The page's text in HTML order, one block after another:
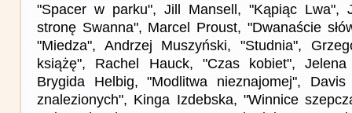
"Spacer w parku", Jill Mansell, "Kąpiąc Lwa",
stronę Swanna", Marcel Proust, "Dwanaście
"Miedza", Andrzej Muszyński, "Studnia",
książę", Rachel Hauck, "Czas kobiet", Jelena
Brygida Helbig, "Modlitwa nieznajomej",
znalezionych", Kinga Izdebska, "Winnice